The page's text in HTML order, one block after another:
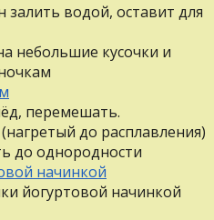
водой, оставит для
небольшие кусочки и
перемешать.
до расплавления)
до однородности
йогуртовой начинкой